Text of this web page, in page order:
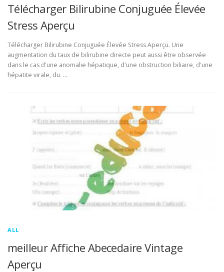
Télécharger Bilirubine Conjuguée Élevée
Stress Aperçu
Télécharger Bilirubine Conjuguée Élevée Stress Aperçu. Une
augmentation du taux de bilirubine directe peut aussi être observée
dans le cas d'une anomalie hépatique, d'une obstruction biliaire, d'une
hépatite virale, du. …
ALL
meilleur Affiche Abecedaire Vintage
Aperçu